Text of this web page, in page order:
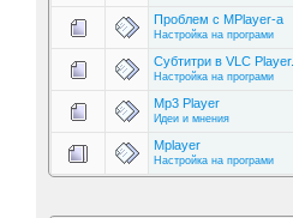
Проблем с МPlayer-a
Настройка на програми
Субтитри в VLC Player.
Настройка на програми
Mp3 Player
Идеи и мнения
Мplayer
Настройка на програми